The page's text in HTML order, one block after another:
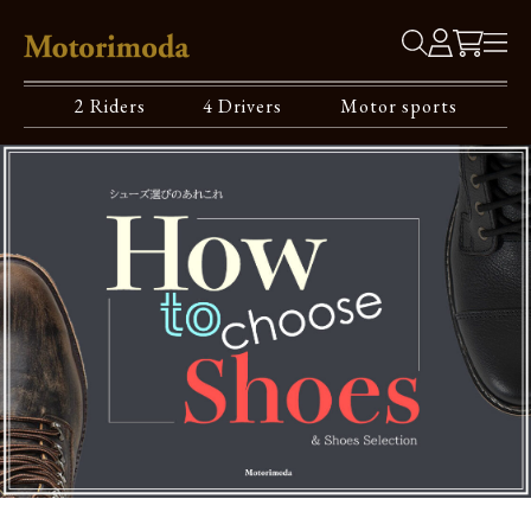
2 Riders 4 Drivers Motor sports